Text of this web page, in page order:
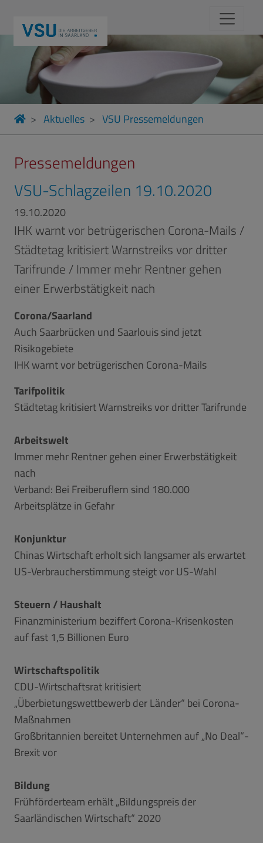
Aktuelles VSU Pressemeldungen
Pressemeldungen
VSU-Schlagzeilen 19.10.2020
19.10.2020
IHK warnt vor betrügerischen Corona-Mails /
Städtetag kritisiert Warnstreiks vor dritter
Tarifrunde / Immer mehr Rentner gehen
einer Erwerbstätigkeit nach
Corona/Saarland
Auch Saarbrücken und Saarlouis sind jetzt
Risikogebiete
IHK warnt vor betrügerischen Corona-Mails
Tarifpolitik
Städtetag kritisiert Warnstreiks vor dritter Tarifrunde
Arbeitswelt
Immer mehr Rentner gehen einer Erwerbstätigkeit
nach
Verband: Bei Freiberuflern sind 180.000
Arbeitsplätze in Gefahr
Konjunktur
Chinas Wirtschaft erholt sich langsamer als erwartet
US-Verbraucherstimmung steigt vor US-Wahl
Steuern / Haushalt
Finanzministerium beziffert Corona-Krisenkosten
auf fast 1,5 Billionen Euro
Wirtschaftspolitik
CDU-Wirtschaftsrat kritisiert
„Überbietungswettbewerb der Länder“ bei Corona-
Maßnahmen
Großbritannien bereitet Unternehmen auf „No Deal“-
Brexit vor
Bildung
Frühförderteam erhält „Bildungspreis der
Saarländischen Wirtschaft“ 2020